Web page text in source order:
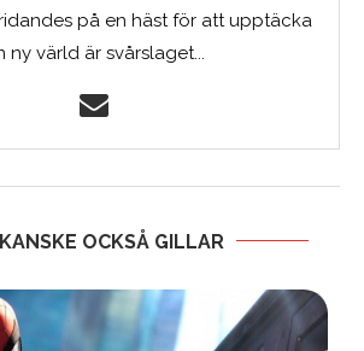
på en häst för att upptäcka
ny värld är svårslaget...
OCKSÅ GILLAR